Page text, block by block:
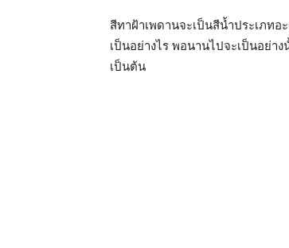
สีทาฝ้าเพดานจะเป็นสีน้ำประเภท
เป็นอย่างไร พอนานไปจะเป็นอย่า
เป็นต้น